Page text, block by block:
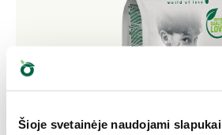
Šioje svetainėje naudojami slapukai